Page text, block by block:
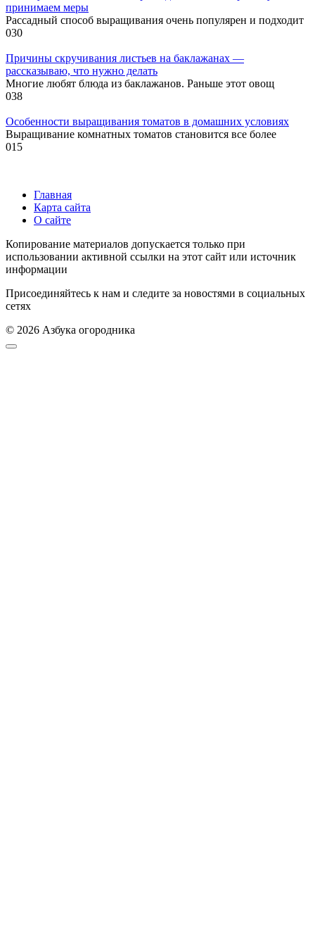
принимаем меры
Рассадный способ выращивания очень популярен и подходит
030
Причины скручивания листьев на баклажанах —
рассказываю, что нужно делать
Многие любят блюда из баклажанов. Раньше этот овощ
038
Особенности выращивания томатов в домашних условиях
Выращивание комнатных томатов становится все более
015
Главная
Карта сайта
О сайте
Копирование материалов допускается только при
использовании активной ссылки на этот сайт или источник
информации
Присоединяйтесь к нам и следите за новостями в социальных
сетях
© 2026 Азбука огородника